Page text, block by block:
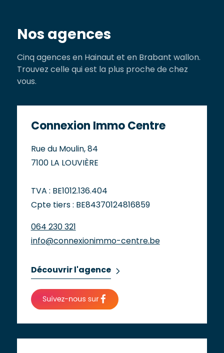
Nos agences
Cinq agences en Hainaut et en Brabant wallon.
Trouvez celle qui est la plus proche de chez
vous.
Connexion Immo Centre
Rue du Moulin, 84
7100 LA LOUVIÈRE
TVA : BE1012.136.404
Cpte tiers : BE84370124816859
064 230 321
info@connexionimmo-centre.be
Découvrir l'agence